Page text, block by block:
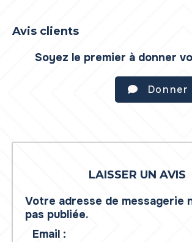
Avis clients
Soyez le premier à donner
LAISSER UN AVIS
Votre adresse de messagerie
pas publiée.
Email :